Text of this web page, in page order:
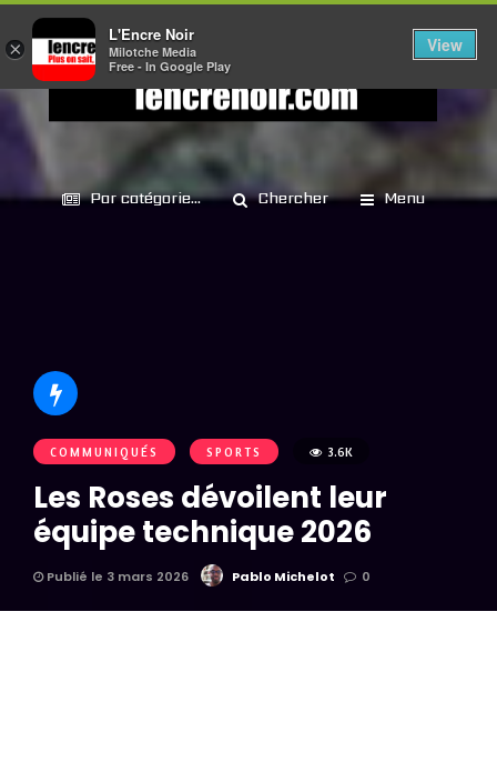
Par catégorie... Chercher Menu
COMMUNIQUÉS SPORTS 3.6K
Les Roses dévoilent leur
équipe technique 2026
Publié le 3 mars 2026 Pablo Michelot 0
×
L'Encre Noir
Milotche Media
Free - In Google Play
View